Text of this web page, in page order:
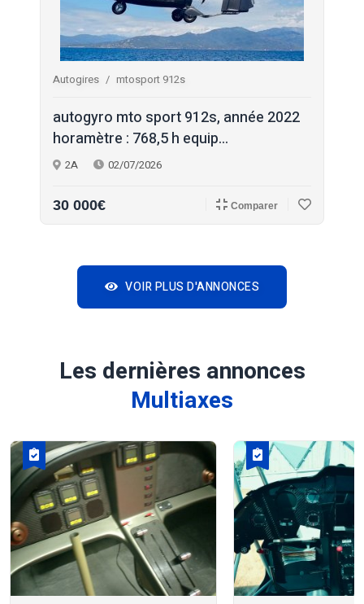
Autogires mtosport 912s
autogyro mto sport 912s, année 2022
horamètre : 768,5 h equip...
2A 02/07/2026
30 000€ Comparer
VOIR PLUS D'ANNONCES
Les dernières annonces
Multiaxes